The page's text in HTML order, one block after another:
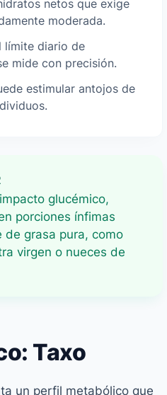
netos que exige
moderada.
límite diario de
mide con precisión.
estimular antojos de
glucémico,
porciones ínfimas
de grasa pura, como
virgen o nueces de
Taxo
un perfil metabólico que